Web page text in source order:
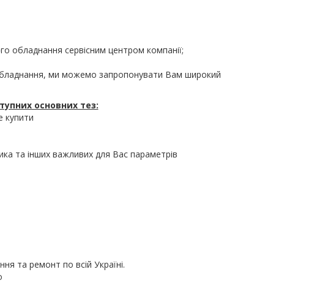
обладнання сервісним центром компанії;
ми можемо запропонувати Вам широкий
основних тез:
купити
та інших важливих для Вас параметрів
та ремонт по всій Україні.